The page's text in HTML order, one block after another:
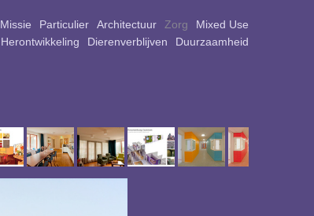
Missie Particulier Architectuur Zorg
Mixed Use
Herontwikkeling Dierenverblijven Duurzaamheid